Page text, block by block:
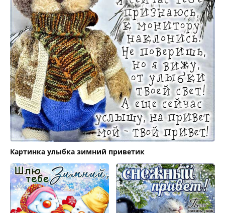
Картинка улыбка зимний приветик